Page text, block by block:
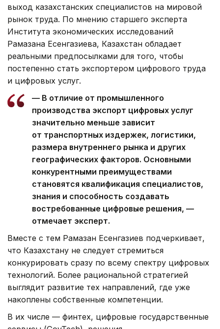
выход казахстанских специалистов на мировой
рынок труда. По мнению старшего эксперта
Института экономических исследований
Рамазана Есенгазиева, Казахстан обладает
реальными предпосылками для того, чтобы
постепенно стать экспортером цифрового труда
и цифровых услуг.
— В отличие от промышленного
производства экспорт цифровых услуг
значительно меньше зависит
от транспортных издержек, логистики,
размера внутреннего рынка и других
географических факторов. Основными
конкурентными преимуществами
становятся квалификация специалистов,
знания и способность создавать
востребованные цифровые решения, —
отмечает эксперт.
Вместе с тем Рамазан Есенгазиев подчеркивает,
что Казахстану не следует стремиться
конкурировать сразу по всему спектру цифровых
технологий. Более рациональной стратегией
выглядит развитие тех направлений, где уже
накоплены собственные компетенции.
В их числе — финтех, цифровые государственные